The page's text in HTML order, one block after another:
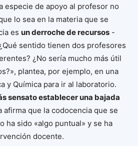
especie de apoyo al profesor no
lo sea en la materia que se
es un derroche de recursos -
sentido tienen dos profesores
¿No sería mucho más útil
plantea, por ejemplo, en una
y Química para ir al laboratorio.
sensato establecer una bajada
afirma que la codocencia que se
ha sido «algo puntual» y se ha
docente.